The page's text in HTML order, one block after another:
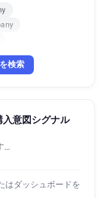
検索
意図シグナル
…
はダッシュボードを